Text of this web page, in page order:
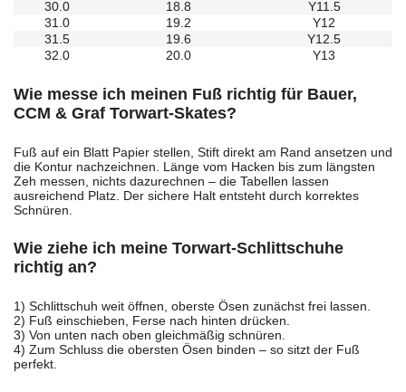
30.0
18.8
Y11.5
31.0
19.2
Y12
31.5
19.6
Y12.5
32.0
20.0 Y13
Wie messe ich meinen Fuß richtig für Bauer,
CCM & Graf Torwart-Skates?
Fuß auf ein Blatt Papier stellen, Stift direkt am Rand ansetzen und
die Kontur nachzeichnen. Länge vom Hacken bis zum längsten
Zeh messen, nichts dazurechnen – die Tabellen lassen
ausreichend Platz. Der sichere Halt entsteht durch korrektes
Schnüren.
Wie ziehe ich meine Torwart-Schlittschuhe
richtig an?
1) Schlittschuh weit öffnen, oberste Ösen zunächst frei lassen.
2) Fuß einschieben, Ferse nach hinten drücken.
3) Von unten nach oben gleichmäßig schnüren.
4) Zum Schluss die obersten Ösen binden – so sitzt der Fuß
perfekt.